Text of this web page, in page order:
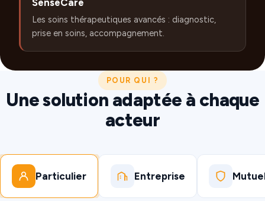
SenseCare
Les soins thérapeutiques avancés : diagnostic,
prise en soins, accompagnement.
POUR QUI ?
Une solution adaptée à chaque
acteur
Particulier Entreprise